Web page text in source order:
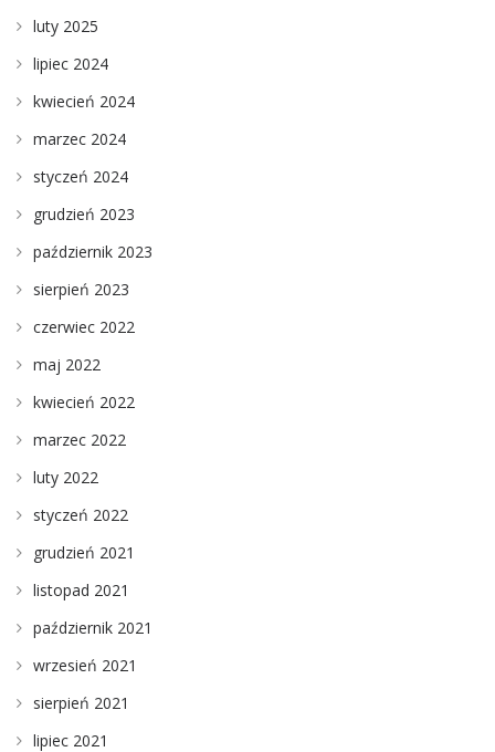
luty 2025
lipiec 2024
kwiecień 2024
marzec 2024
styczeń 2024
grudzień 2023
październik 2023
sierpień 2023
czerwiec 2022
maj 2022
kwiecień 2022
marzec 2022
luty 2022
styczeń 2022
grudzień 2021
listopad 2021
październik 2021
wrzesień 2021
sierpień 2021
lipiec 2021